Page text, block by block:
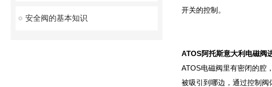
安全阀的基本知识
开关的控制。
ATOS阿托斯意大利电磁阀
ATOS电磁阀里有密闭的腔
被吸引到哪边，通过控制